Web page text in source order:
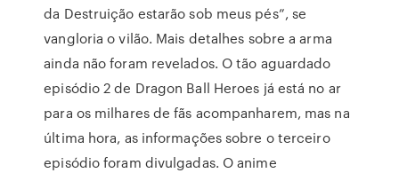
da Destruição estarão sob meus pés”, se
vangloria o vilão. Mais detalhes sobre a arma
ainda não foram revelados. O tão aguardado
episódio 2 de Dragon Ball Heroes já está no ar
para os milhares de fãs acompanharem, mas na
última hora, as informações sobre o terceiro
episódio foram divulgadas. O anime